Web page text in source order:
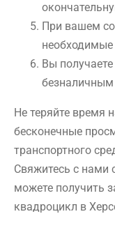
При вашем
Вы
Не теряйте время
бесконечные
транспортного
Свяжитесь с нами
можете получить
квадроцикл в